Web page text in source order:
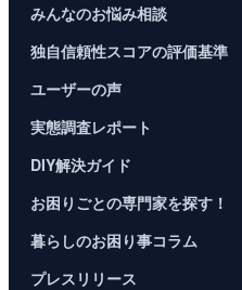
みんなのお悩み相談
独自信頼性スコアの評価基準
ユーザーの声
実態調査レポート
DIY解決ガイド
お困りごとの専門家を探す！
暮らしのお困り事コラム
プレスリリース